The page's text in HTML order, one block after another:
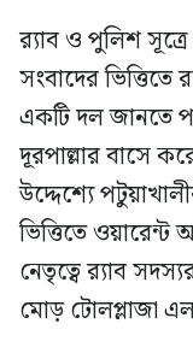
র‍্যাব ও পুলিশ
সংবাদের ভিত্তিতে
একটি দল জানতে
দূরপাল্লার বাসে
উদ্দেশ্যে
ভিত্তিতে
নেতৃত্বে র‍্যাব
মোড় টোলপ্লাজা